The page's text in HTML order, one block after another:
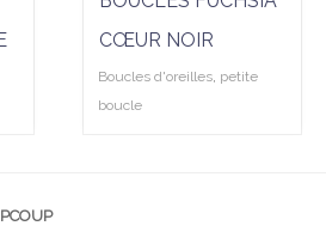
CŒUR NOIR
Boucles d'oreilles, petite
boucle